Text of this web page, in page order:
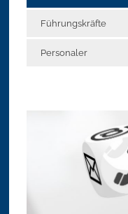
Führungskräfte
Personaler